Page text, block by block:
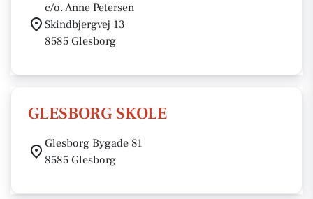
c/o. Anne Petersen
Skindbjergvej 13
8585 Glesborg
GLESBORG SKOLE
Glesborg Bygade 81
8585 Glesborg